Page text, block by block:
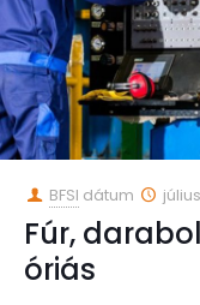
BFSI dátum
Fúr,
óriás